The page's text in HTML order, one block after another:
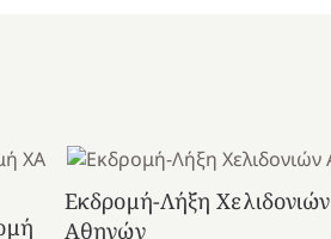
Εκδρομή-Λήξη Χελιδονιών
Αθηνών